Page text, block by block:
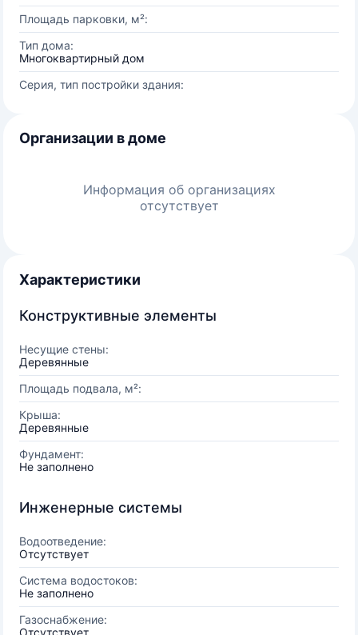
Площадь парковки, м²:
Тип дома:
Многоквартирный дом
Серия, тип постройки здания:
Организации в доме
Информация об организациях
отсутствует
Характеристики
Конструктивные элементы
Несущие стены:
Деревянные
Площадь подвала, м²:
Крыша:
Деревянные
Фундамент:
Не заполнено
Инженерные системы
Водоотведение:
Отсутствует
Система водостоков:
Не заполнено
Газоснабжение:
Отсутствует